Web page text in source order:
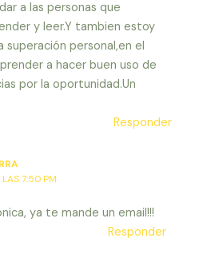
a las personas que
y leer.Y tambien estoy
personal,en el
a hacer buen uso de
por la oportunidad.Un
Responder
7:50 PM
ya te mande un email!!!
Responder